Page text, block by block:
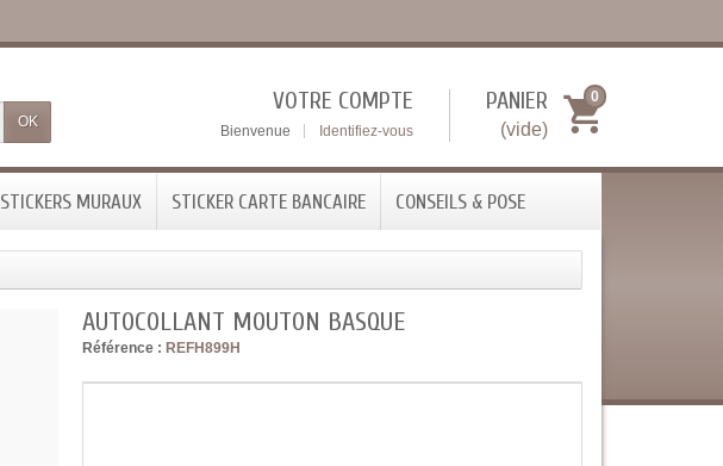
OK
PANIER
(vide)
0
VOTRE COMPTE
Bienvenue Identifiez-vous
STICKERS MURAUX STICKER CARTE BANCAIRE CONSEILS & POSE
AUTOCOLLANT MOUTON BASQUE
Référence : REFH899H